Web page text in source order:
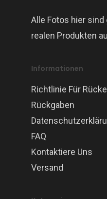
Alle Fotos hier
realen Produkten
Informationen
Richtlinie Für
Rückgaben
FAQ
Kontaktiere Uns
Versand